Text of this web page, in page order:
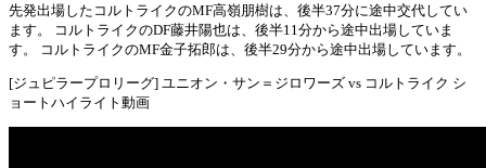
先発出場したコルトライクのMF高嶺朋樹は、後半37分に途中交代してい
ます。 コルトライクのDF藤井陽也は、後半11分から途中出場していま
す。 コルトライクのMF金子拓郎は、後半29分から途中出場しています。
[ジュピラープロリーグ] ユニオン・サン＝ジロワーズ vs コルトライク シ
ョートハイライト動画